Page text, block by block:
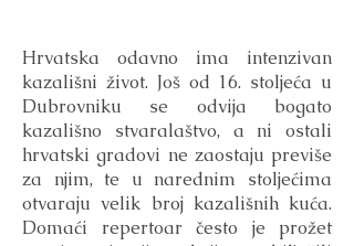
Hrvatska odavno ima intenzivan
kazališni život. Još od 16. stoljeća u
Dubrovniku se odvija bogato
kazališno stvaralaštvo, a ni ostali
hrvatski gradovi ne zaostaju previše
za njim, te u narednim stoljećima
otvaraju velik broj kazališnih kuća.
Domaći repertoar često je prožet